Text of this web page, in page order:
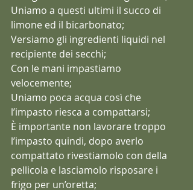
Uniamo a questi ultimi il succo di
limone ed il bicarbonato;
Versiamo gli ingredienti liquidi nel
recipiente dei secchi;
Con le mani impastiamo
velocemente;
Uniamo poca acqua così che
l’impasto riesca a compattarsi;
È importante non lavorare troppo
l’impasto quindi, dopo averlo
compattato rivestiamolo con della
pellicola e lasciamolo risposare i
frigo per un’oretta;